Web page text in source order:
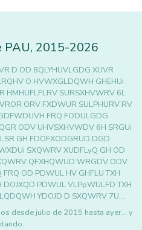
PAU, 2015-2026
D OD 8QLYHUVLGDG XUVR
O HVWXGLDQWH GHEHUi
HMHUFLFLRV SURSXHVWRV 6L
ORV FXDWUR SULPHURV RV
FRQ FODULGDG
ODV UHVSXHVWDV 6H SRGUi
GH FDOFXODGRUD DGD
SXQWRV XUDFLyQ GH OD
QFXHQWUD WRGDV ODV
OD PDWUL HV GHFLU TXH
DOJXQD PDWUL VLPpWULFD TXH
YDOJD D SXQWRV 7U…
desde julio de 2015 hasta ayer... y